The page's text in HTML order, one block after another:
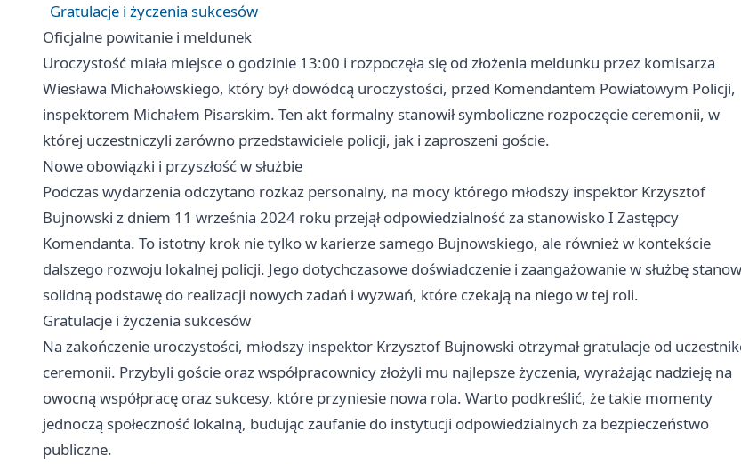
Gratulacje i życzenia sukcesów
Oficjalne powitanie i meldunek
Uroczystość miała miejsce o godzinie 13:00 i rozpoczęła się od złożenia meldunku przez komisarza
Wiesława Michałowskiego, który był dowódcą uroczystości, przed Komendantem Powiatowym Policji,
inspektorem Michałem Pisarskim. Ten akt formalny stanowił symboliczne rozpoczęcie ceremonii, w
której uczestniczyli zarówno przedstawiciele policji, jak i zaproszeni goście.
Nowe obowiązki i przyszłość w służbie
Podczas wydarzenia odczytano rozkaz personalny, na mocy którego młodszy inspektor Krzysztof
Bujnowski z dniem 11 września 2024 roku przejął odpowiedzialność za stanowisko I Zastępcy
Komendanta. To istotny krok nie tylko w karierze samego Bujnowskiego, ale również w kontekście
dalszego rozwoju lokalnej policji. Jego dotychczasowe doświadczenie i zaangażowanie w służbę
solidną podstawę do realizacji nowych zadań i wyzwań, które czekają na niego w tej roli.
Gratulacje i życzenia sukcesów
Na zakończenie uroczystości, młodszy inspektor Krzysztof Bujnowski otrzymał gratulacje od
ceremonii. Przybyli goście oraz współpracownicy złożyli mu najlepsze życzenia, wyrażając nadzieję na
owocną współpracę oraz sukcesy, które przyniesie nowa rola. Warto podkreślić, że takie momenty
jednoczą społeczność lokalną, budując zaufanie do instytucji odpowiedzialnych za bezpieczeństwo
publiczne.